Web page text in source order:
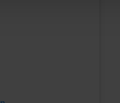
Deze partners kunnen